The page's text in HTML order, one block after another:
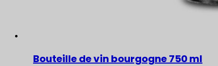
Bouteille de vin bourgogne 750 ml